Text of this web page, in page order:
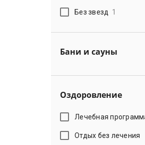
Без звезд 1
Бани и сауны
Оздоровление
Лечебная
Отдых без лечения